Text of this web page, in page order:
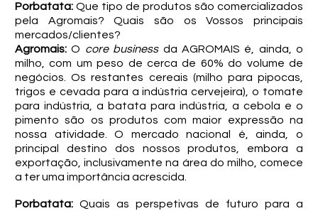
Porbatata: Que tipo de produtos são comercializados
pela Agromais? Quais são os Vossos principais
mercados/clientes?
Agromais:O core businessda AGROMAIS é, ainda, o
milho, com um peso de cerca de 60% do volume de
negócios. Os restantes cereais (milho para pipocas,
trigos e cevada para a indústria cervejeira), o tomate
para indústria, a batata para indústria, a cebola e o
pimento são os produtos com maior expressão na
nossa atividade. O mercado nacional é, ainda, o
principal destino dos nossos produtos, embora a
exportação, inclusivamente na área do milho, comece
a ter uma importância acrescida.
Porbatata: Quais as perspetivas de futuro para a